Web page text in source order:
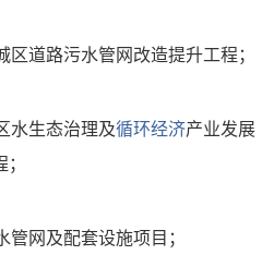
区道路污水管网改造提升工程；
水生态治理及循环经济产业发
管网及配套设施项目；